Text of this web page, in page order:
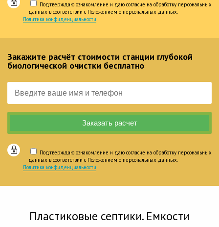
Подтверждаю ознакомление и даю согласие на обработку персональных
данных в соответствии с Положением о персональных данных.
Политика конфиденциальности
Закажите расчёт стоимости станции глубокой
биологической очистки бесплатно
Подтверждаю ознакомление и даю согласие на обработку персональных
данных в соответствии с Положением о персональных данных.
Политика конфиденциальности
Пластиковые септики. Емкости